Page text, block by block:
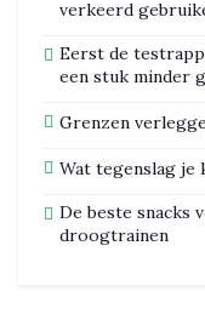
verkeerd
Eerst de
een stuk minder
Grenzen
Wat tegenslag je
De beste snacks
droogtrainen